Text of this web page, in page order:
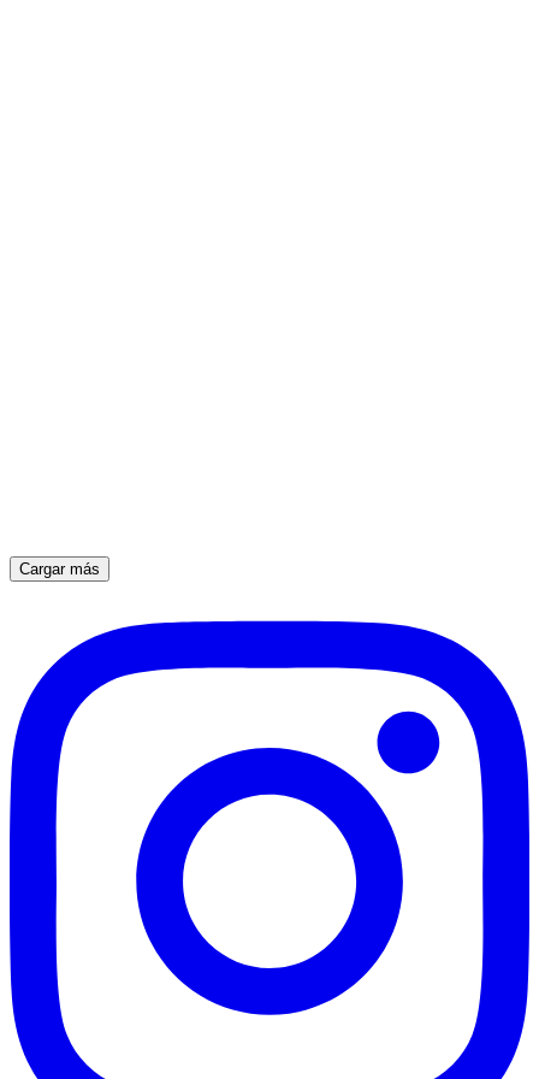
Cargar más